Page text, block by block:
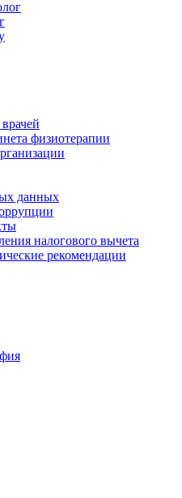
физиотерапии
данных
налогового вычета
рекомендации